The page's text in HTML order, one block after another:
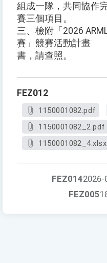
組成一隊，共同協作
賽三個項目。
三、檢附「2026
賽」競賽活動計畫
書，請查照。
FEZ012
1150001082.pdf
1150001082_2.pdf
1150001082_4.xlsx
FEZ0142026-
FEZ005